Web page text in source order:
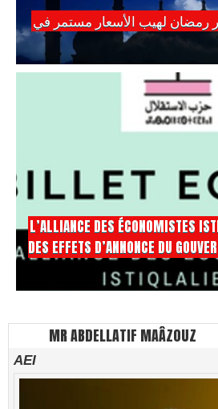
لهيب الأسعار مستمر في
L’ALLIANCE DES ÉCONOMISTES
DES EFFETS D’ANNONCE DU
MR ABDELLATIF MAÂZOUZ
AEI